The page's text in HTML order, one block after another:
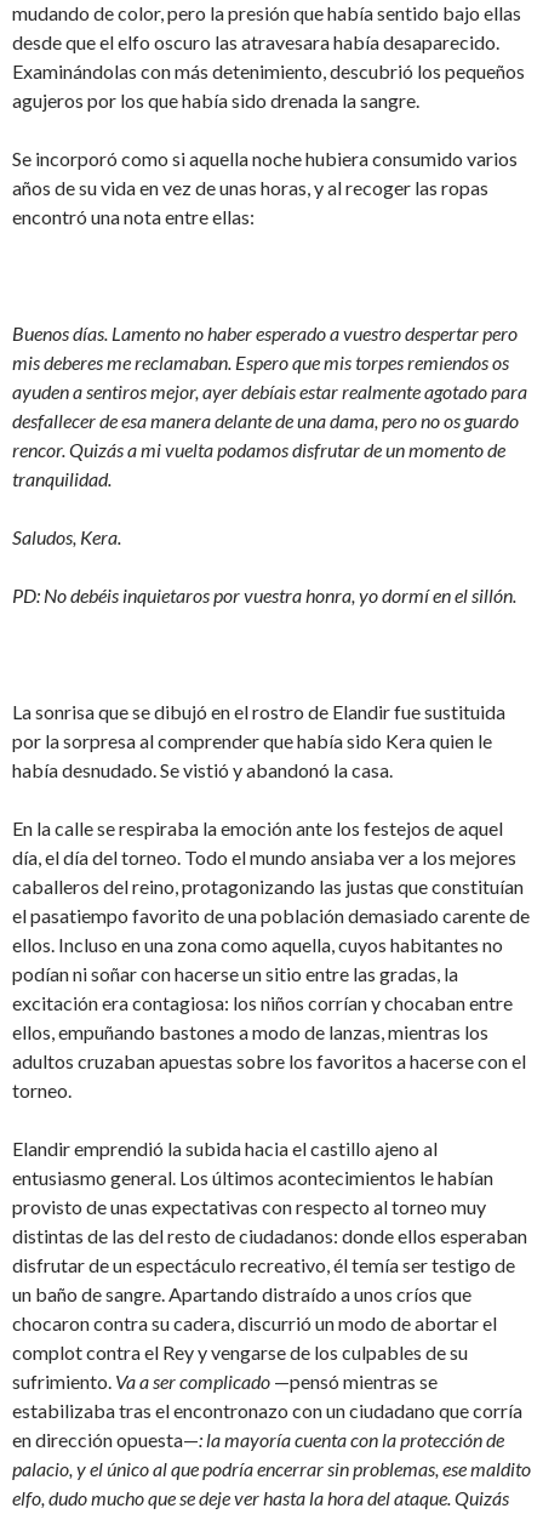
mudando de color, pero la presión que había sentido bajo ellas
desde que el elfo oscuro las atravesara había desaparecido.
Examinándolas con más detenimiento, descubrió los pequeños
agujeros por los que había sido drenada la sangre.
Se incorporó como si aquella noche hubiera consumido varios
años de su vida en vez de unas horas, y al recoger las ropas
encontró una nota entre ellas:
Buenos días. Lamento no haber esperado a vuestro despertar pero
mis deberes me reclamaban. Espero que mis torpes remiendos os
ayuden a sentiros mejor, ayer debíais estar realmente agotado para
desfallecer de esa manera delante de una dama, pero no os guardo
rencor. Quizás a mi vuelta podamos disfrutar de un momento de
tranquilidad.
Saludos, Kera.
PD: No debéis inquietaros por vuestra honra, yo dormí en el sillón.
La sonrisa que se dibujó en el rostro de Elandir fue sustituida
por la sorpresa al comprender que había sido Kera quien le
había desnudado. Se vistió y abandonó la casa.
En la calle se respiraba la emoción ante los festejos de aquel
día, el día del torneo. Todo el mundo ansiaba ver a los mejores
caballeros del reino, protagonizando las justas que constituían
el pasatiempo favorito de una población demasiado carente de
ellos. Incluso en una zona como aquella, cuyos habitantes no
podían ni soñar con hacerse un sitio entre las gradas, la
excitación era contagiosa: los niños corrían y chocaban entre
ellos, empuñando bastones a modo de lanzas, mientras los
adultos cruzaban apuestas sobre los favoritos a hacerse con el
torneo.
Elandir emprendió la subida hacia el castillo ajeno al
entusiasmo general. Los últimos acontecimientos le habían
provisto de unas expectativas con respecto al torneo muy
distintas de las del resto de ciudadanos: donde ellos esperaban
disfrutar de un espectáculo recreativo, él temía ser testigo de
un baño de sangre. Apartando distraído a unos críos que
chocaron contra su cadera, discurrió un modo de abortar el
complot contra el Rey y vengarse de los culpables de su
sufrimiento. Va a ser complicado —pensó mientras se
estabilizaba tras el encontronazo con un ciudadano que corría
en dirección opuesta—: la mayoría cuenta con la protección de
palacio, y el único al que podría encerrar sin problemas, ese maldito
elfo, dudo mucho que se deje ver hasta la hora del ataque. Quizás